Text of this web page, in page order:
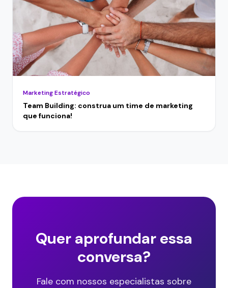
Marketing Estratégico
Team Building: construa um time de marketing
que funciona!
Quer aprofundar essa
conversa?
Fale com nossos especialistas sobre